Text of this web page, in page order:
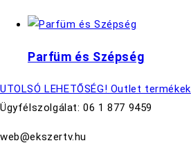
Parfüm és Szépség
UTOLSÓ LEHETŐSÉG! Outlet termékek
Ügyfélszolgálat: 06 1 877 9459
web@ekszertv.hu